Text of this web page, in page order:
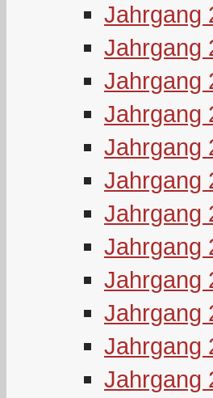
Jahrgang
Jahrgang
Jahrgang
Jahrgang
Jahrgang
Jahrgang
Jahrgang
Jahrgang
Jahrgang
Jahrgang
Jahrgang
Jahrgang